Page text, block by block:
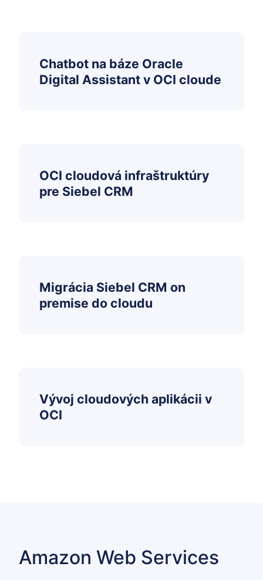
Chatbot na báze Oracle
Digital Assistant v OCI cloude
OCI cloudová infraštruktúry
pre Siebel CRM
Migrácia Siebel CRM on
premise do cloudu
Vývoj cloudových aplikácii v
OCI
Amazon Web Services